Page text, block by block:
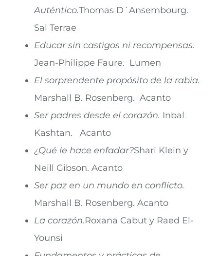
Auténtico.Thomas D´Ansembourg.
Sal Terrae
Educar sin castigos ni recompensas.
Jean-Philippe Faure. Lumen
El sorprendente propósito de la rabia.
Marshall B. Rosenberg. Acanto
Ser padres desde el corazón. Inbal
Kashtan. Acanto
¿Qué le hace enfadar?Shari Klein y
Neill Gibson. Acanto
Ser paz en un mundo en conflicto.
Marshall B. Rosenberg. Acanto
La corazón.Roxana Cabut y Raed El-
Younsi